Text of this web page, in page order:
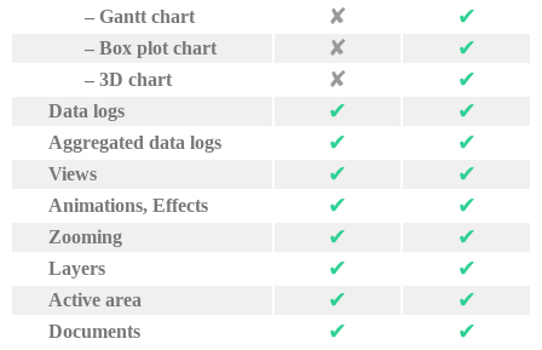
– Gantt chart
✘ ✔︎
– Box plot chart ✘ ✔︎
– 3D chart ✘ ✔︎
Data logs ✔︎ ✔︎
Aggregated data logs ✔︎ ✔︎
Views ✔︎ ✔︎
Animations, Effects ✔︎ ✔︎
Zooming ✔︎ ✔︎
Layers ✔︎ ✔︎
Active area ✔︎ ✔︎
Documents ✔︎ ✔︎